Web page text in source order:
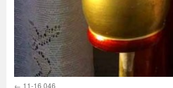
11-16 046